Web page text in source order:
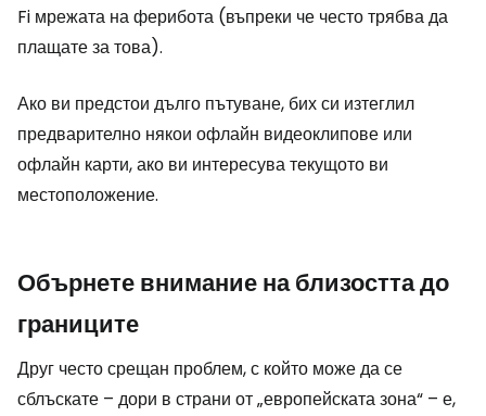
Fi мрежата на ферибота (въпреки че често трябва да
плащате за това).
Ако ви предстои дълго пътуване, бих си изтеглил
предварително някои офлайн видеоклипове или
офлайн карти, ако ви интересува текущото ви
местоположение.
Обърнете внимание на близостта до
границите
Друг често срещан проблем, с който може да се
сблъскате – дори в страни от „европейската зона“ – е,